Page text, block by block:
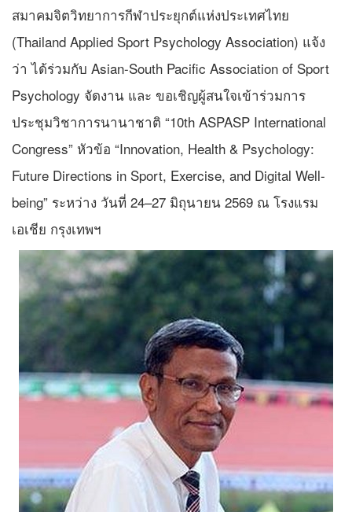
สมาคมจิตวิทยาการกีฬาประยุกต์แห่งประเทศไทย
(Thailand Applied Sport Psychology Association) แจ้ง
ว่า ได้ร่วมกับ Asian-South Pacific Association of Sport
Psychology จัดงาน และ ขอเชิญผู้สนใจเข้าร่วมการ
ประชุมวิชาการนานาชาติ “10th ASPASP International
Congress” หัวข้อ “Innovation, Health & Psychology:
Future Directions in Sport, Exercise, and Digital Well-
being” ระหว่าง วันที่ 24–27 มิถุนายน 2569 ณ โรงแรม
เอเชีย กรุงเทพฯ